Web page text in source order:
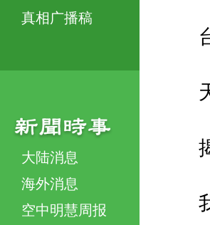
真相广播稿
大陆消息
海外消息
空中明慧周报